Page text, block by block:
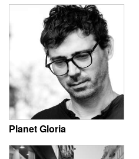
Planet Gloria